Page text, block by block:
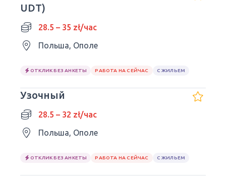
UDT)
28.5 – 35 zł/час
Польша, Ополе
ОТКЛИК БЕЗ АНКЕТЫ РАБОТА НА СЕЙЧАС С ЖИЛЬЕМ
Узочный
28.5 – 32 zł/час
Польша, Ополе
ОТКЛИК БЕЗ АНКЕТЫ РАБОТА НА СЕЙЧАС С ЖИЛЬЕМ